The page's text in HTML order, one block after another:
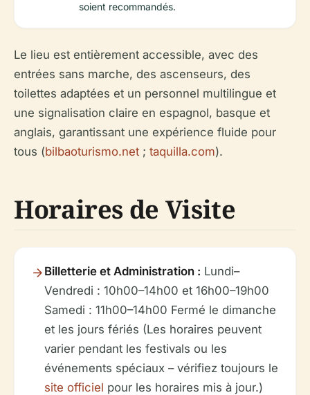
soient recommandés.
Le lieu est entièrement accessible, avec des
entrées sans marche, des ascenseurs, des
toilettes adaptées et un personnel multilingue et
une signalisation claire en espagnol, basque et
anglais, garantissant une expérience fluide pour
tous (bilbaoturismo.net ; taquilla.com).
Horaires de Visite
Billetterie et Administration : Lundi–
Vendredi : 10h00–14h00 et 16h00–19h00
Samedi : 11h00–14h00 Fermé le dimanche
et les jours fériés (Les horaires peuvent
varier pendant les festivals ou les
événements spéciaux – vérifiez toujours le
site officiel pour les horaires mis à jour.)